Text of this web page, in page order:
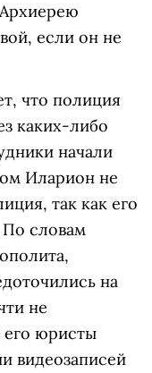
если он не
что полиция
каких-либо
начали
Иларион не
так как его
По словам
на
не
юристы
видеозаписей